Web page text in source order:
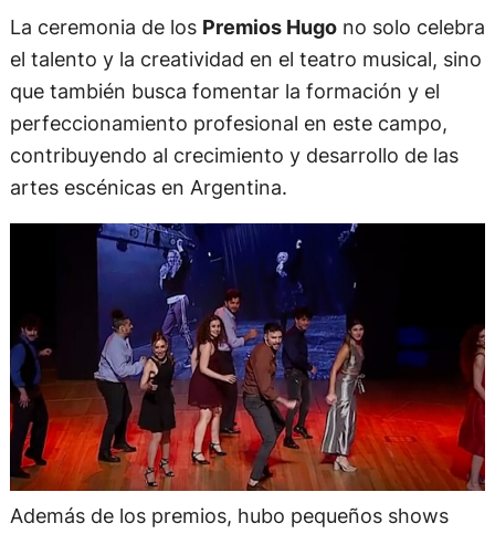
La ceremonia de los Premios Hugono solo celebra
el talento y la creatividad en el teatro musical, sino
que también busca fomentar la formación y el
perfeccionamiento profesional en este campo,
contribuyendo al crecimiento y desarrollo de las
artes escénicas en Argentina.
Además de los premios, hubo pequeños shows